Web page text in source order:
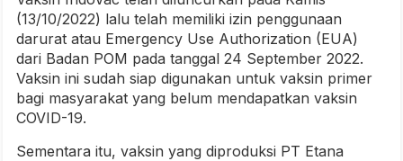
(13/10/2022) lalu telah memiliki izin penggunaan
darurat atau Emergency Use Authorization (EUA)
dari Badan POM pada tanggal 24 September 2022.
Vaksin ini sudah siap digunakan untuk vaksin primer
bagi masyarakat yang belum mendapatkan vaksin
COVID-19.
Sementara itu, vaksin yang diproduksi PT Etana